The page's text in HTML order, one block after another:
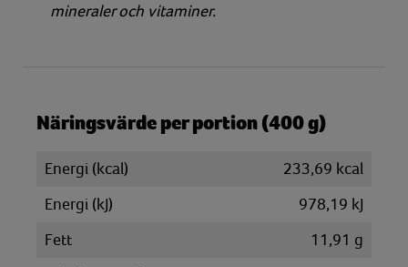
mineraler och vitaminer.
Näringsvärde per portion (400 g)
Energi (kcal)
233,69 kcal
Energi (kJ)
978,19 kJ
Fett
11,91 g